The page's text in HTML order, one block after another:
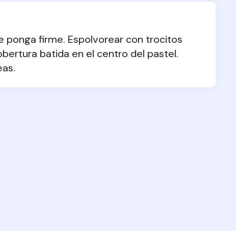
ponga firme. Espolvorear con trocitos
batida en el centro del pastel.